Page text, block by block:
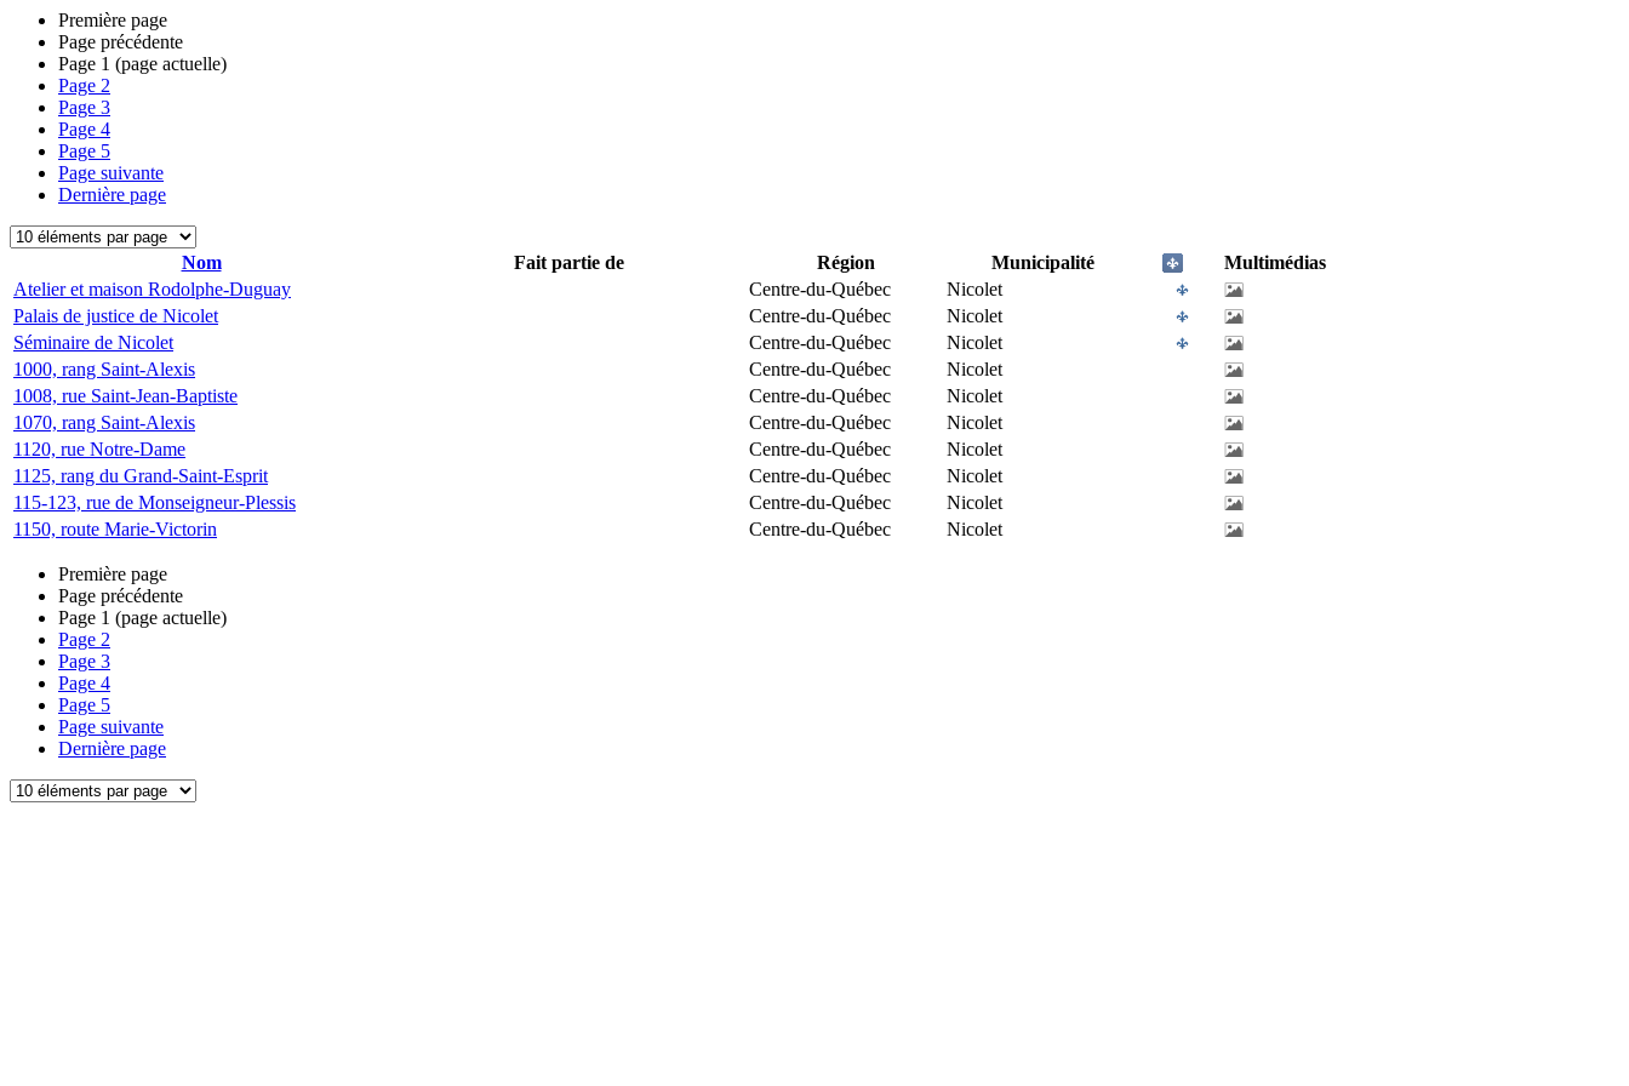
Première page
Page précédente
Page 1 (page actuelle)
Page 2
Page 3
Page 4
Page 5
Page suivante
Dernière page
Nom Fait partie de Région Municipalité
Multimédias
Atelier et maison Rodolphe-Duguay
Centre-du-Québec
Nicolet
Palais de justice de Nicolet
Centre-du-Québec
Nicolet
Séminaire de Nicolet
Centre-du-Québec
Nicolet
1000, rang Saint-Alexis
Centre-du-Québec
Nicolet
1008, rue Saint-Jean-Baptiste
Centre-du-Québec
Nicolet
1070, rang Saint-Alexis
Centre-du-Québec
Nicolet
1120, rue Notre-Dame
Centre-du-Québec
Nicolet
1125, rang du Grand-Saint-Esprit
Centre-du-Québec
Nicolet
115-123, rue de Monseigneur-Plessis
Centre-du-Québec
Nicolet
1150, route Marie-Victorin
Centre-du-Québec Nicolet
Première page
Page précédente
Page 1 (page actuelle)
Page 2
Page 3
Page 4
Page 5
Page suivante
Dernière page